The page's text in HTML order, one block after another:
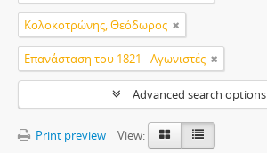
Κολοκοτρώνης, Θεόδωρος
Επανάσταση του 1821 - Αγωνιστές
Advanced search options
Print preview
View: